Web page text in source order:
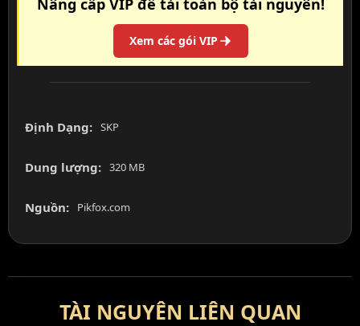
Xem các gói VIP
Định Dạng: SKP
Dung lượng: 320 MB
Nguồn: Pikfox.com
TÀI NGUYÊN LIÊN QUAN